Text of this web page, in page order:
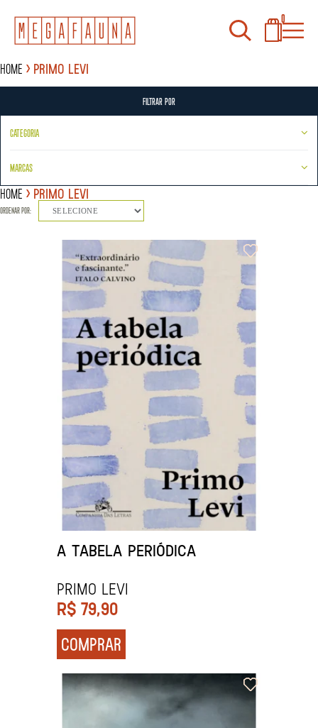
0
Home PRIMO LEVI
FILTRAR POR
CATEGORIA
MARCAS
Home PRIMO LEVI
ORDENAR POR: SELECIONE
A TABELA PERIÓDICA
PRIMO LEVI
R$ 79,90
COMPRAR